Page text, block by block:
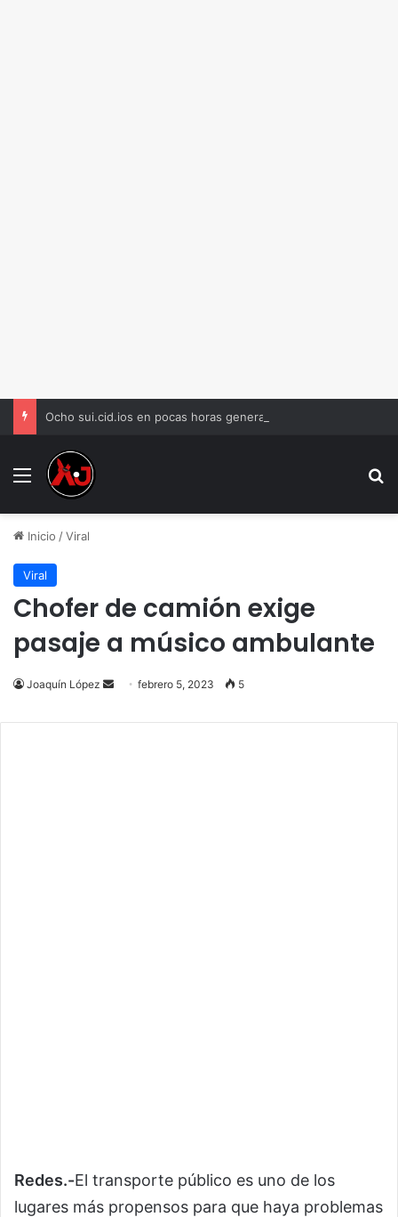
Menu
Inicio /Viral
Viral
Chofer de camión exige
pasaje a músico ambulante
Joaquín López
Send
email
febrero 5, 2023 5
Redes.-El transporte público es uno de los
lugares más propensos para que haya problemas